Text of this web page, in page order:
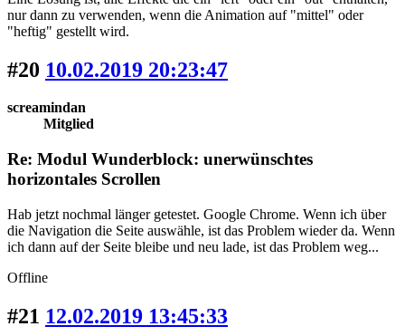
nur dann zu verwenden, wenn die Animation auf "mittel" oder
"heftig" gestellt wird.
#20 10.02.2019 20:23:47
screamindan
Mitglied
Re: Modul Wunderblock: unerwünschtes
horizontales Scrollen
Hab jetzt nochmal länger getestet. Google Chrome. Wenn ich über
die Navigation die Seite auswähle, ist das Problem wieder da. Wenn
ich dann auf der Seite bleibe und neu lade, ist das Problem weg...
Offline
#21 12.02.2019 13:45:33